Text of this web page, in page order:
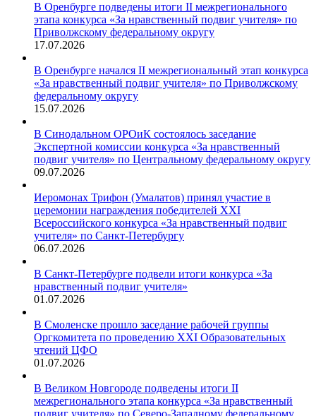
В Оренбурге подведены итоги II межрегионального
этапа конкурса «За нравственный подвиг учителя» по
Приволжскому федеральному округу
17.07.2026
В Оренбурге начался II межрегиональный этап конкурса
«За нравственный подвиг учителя» по Приволжскому
федеральному округу
15.07.2026
В Синодальном ОРОиК состоялось заседание
Экспертной комиссии конкурса «За нравственный
подвиг учителя» по Центральному федеральному округу
09.07.2026
Иеромонах Трифон (Умалатов) принял участие в
церемонии награждения победителей XXI
Всероссийского конкурса «За нравственный подвиг
учителя» по Санкт-Петербургу
06.07.2026
В Санкт-Петербурге подвели итоги конкурса «За
нравственный подвиг учителя»
01.07.2026
В Смоленске прошло заседание рабочей группы
Оргкомитета по проведению XXI Образовательных
чтений ЦФО
01.07.2026
В Великом Новгороде подведены итоги II
межрегионального этапа конкурса «За нравственный